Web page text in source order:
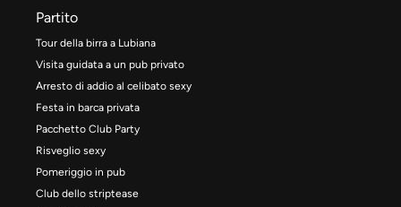
Partito
Tour della birra a Lubiana
Visita guidata a un pub privato
Arresto di addio al celibato sexy
Festa in barca privata
Pacchetto Club Party
Risveglio sexy
Pomeriggio in pub
Club dello striptease